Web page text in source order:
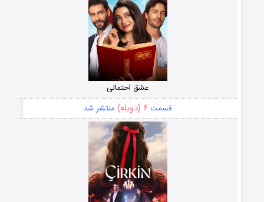
عشق احتمالی
قسمت ۶ (دوبله) منتشر شد